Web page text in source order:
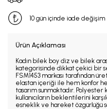
10 gün içinde iade değişim
Ürün Açıklaması
Kadın bilek boy diz ve bilek
kategorisinde dikkat çekici bir
FSM1453 markası tarafından
elastan içeriği ile hem konfor
tasarım sunmaktadır. Polyester
kullanıcıların beklentilerini
esneklik ve hareket özgürlüğü